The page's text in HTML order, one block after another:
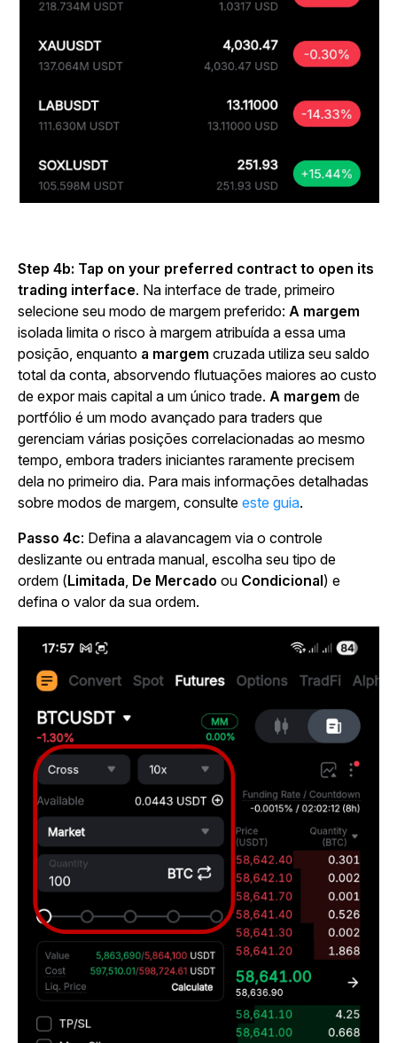
Step 4b: Tap on your preferred contract to open its
trading interface. Na interface de trade, primeiro
selecione seu modo de margem preferido: A margem
isolada limita o risco à margem atribuída a essa uma
posição, enquanto a margem cruzada utiliza seu saldo
total da conta, absorvendo flutuações maiores ao custo
de expor mais capital a um único trade. A margem de
portfólio é um modo avançado para traders que
gerenciam várias posições correlacionadas ao mesmo
tempo, embora traders iniciantes raramente precisem
dela no primeiro dia. Para mais informações detalhadas
sobre modos de margem, consulte este guia.
Passo 4c: Defina a alavancagem via o controle
deslizante ou entrada manual, escolha seu tipo de
ordem (Limitada, De Mercado ou Condicional) e
defina o valor da sua ordem.